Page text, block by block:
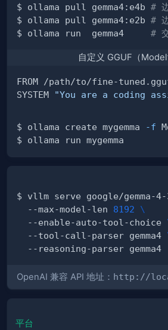
$ ollama pull gemma4:e4b #
$ ollama pull gemma4:e2b #
$ ollama run  gemma4 #
自定义 GGUF（
SYSTEM
"You are a coding
$ ollama create mygemma -f
$ vllm serve google/gemma-
  --max-model-len
8192
\
  --enable-auto-tool-choice
  --tool-call-parser gemma4
OpenAI 兼容 API 地址： http://
平台